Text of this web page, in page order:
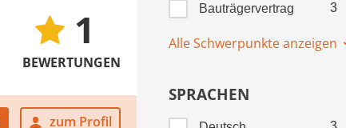
1
BEWERTUNGEN
zum Profil
Bauträgervertrag
3
Alle Schwerpunkte anzeigen
SPRACHEN